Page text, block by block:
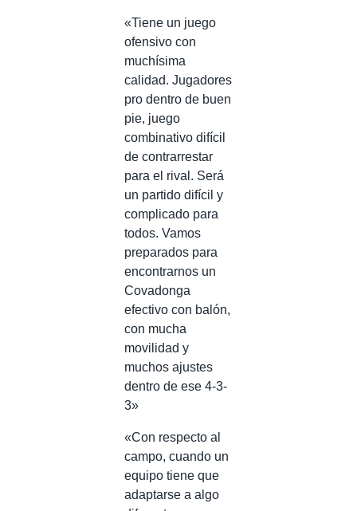
«Tiene un juego
ofensivo con
muchísima
calidad. Jugadores
pro dentro de buen
pie, juego
combinativo difícil
de contrarrestar
para el rival. Será
un partido difícil y
complicado para
todos. Vamos
preparados para
encontrarnos un
Covadonga
efectivo con balón,
con mucha
movilidad y
muchos ajustes
dentro de ese 4-3-
3»
«Con respecto al
campo, cuando un
equipo tiene que
adaptarse a algo